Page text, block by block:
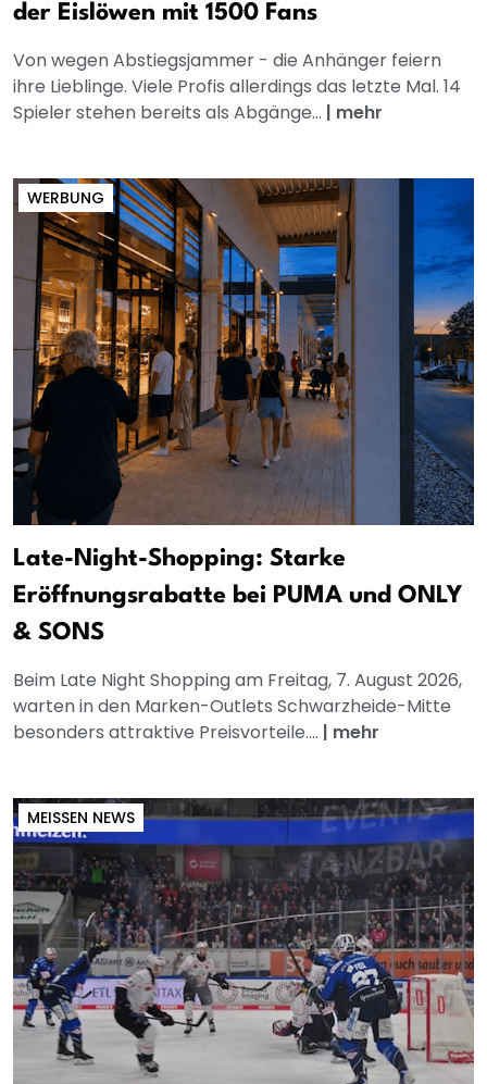
der Eislöwen mit 1500 Fans
Von wegen Abstiegsjammer - die Anhänger feiern
ihre Lieblinge. Viele Profis allerdings das letzte Mal. 14
Spieler stehen bereits als Abgänge... | mehr
WERBUNG
Late-Night-Shopping: Starke
Eröffnungsrabatte bei PUMA und ONLY
& SONS
Beim Late Night Shopping am Freitag, 7. August 2026,
warten in den Marken-Outlets Schwarzheide-Mitte
besonders attraktive Preisvorteile.... | mehr
MEISSEN NEWS